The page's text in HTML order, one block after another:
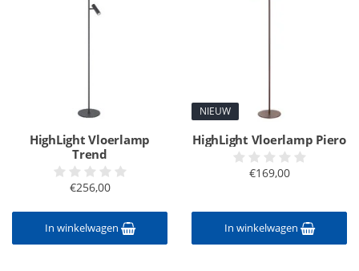
HighLight Vloerlamp
Trend
€256,00
In winkelwagen
NIEUW
HighLight Vloerlamp Piero
€169,00
In winkelwagen